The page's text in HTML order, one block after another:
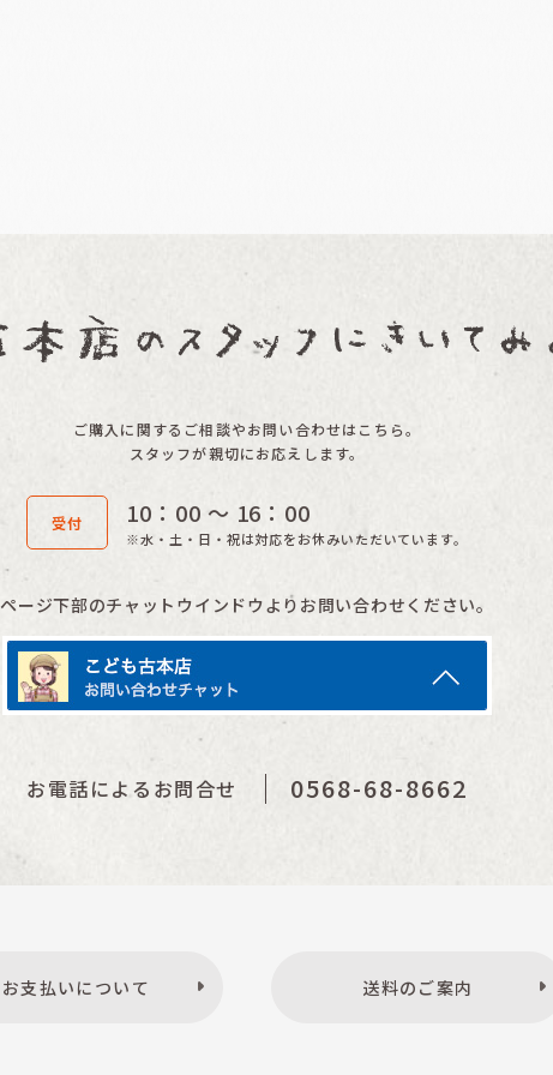
ご購入に関するご相談やお問い合わせはこちら。
スタッフが親切にお応えします。
受付 10：00 〜 16：00
※水・土・日・祝は対応をお休みいただいています。
ページ下部のチャットウインドウよりお問い合わせください。
お電話によるお問合せ 0568-68-8662
お支払いについて 送料のご案内